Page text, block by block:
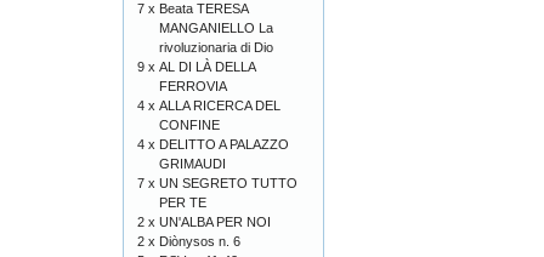
7 x Beata TERESA
MANGANIELLO La
rivoluzionaria di Dio
9 x AL DI LÀ DELLA
FERROVIA
4 x ALLA RICERCA DEL
CONFINE
4 x DELITTO A PALAZZO
GRIMAUDI
7 x UN SEGRETO TUTTO
PER TE
2 x UN'ALBA PER NOI
2 x Diònysos n. 6